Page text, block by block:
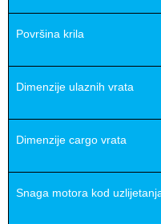
Površina krila
Dimenzije ulaznih vrata
Dimenzije cargo vrata
Snaga motora kod